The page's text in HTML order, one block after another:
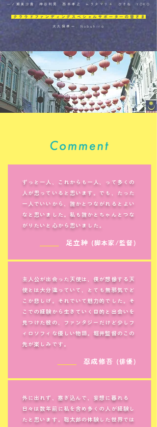
一ノ瀬美沙貴 神谷利男 西本孝之 ムラタマリエ ひさね YOKO
クラウドファンディングスペシャルサポーターの皆さま
大久保孝一 Nobuhiro
ずっと一人、これからも一人、って多くの
人が思っていると思います。でも、たった
一人でいいから、誰かとつながれるとよい
なと思いました。私も誰かとちゃんとつな
がりたいと心から思いました。
足立紳 (脚本家/監督)
主人公が出会った天使は、僕が想像する天
使とは大分違っていて、とても無邪気でど
こか悲しげ。それでいて魅力的でした。そ
こでの経験から生きていく目的と出会いを
見つけた彼の、ファンタジーだけど少しフ
ィロソフィな優しい物語。堀井監督のこの
先が楽しみです。
忍成修吾 (俳優)
外に出れず、塞ぎ込んで、妄想に暮れる
日々は数年前に私を含め多くの人が経験し
たと思います。聡太郎の体験した世界では